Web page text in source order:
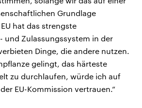
Grundlage
hat das strengste
und Zulassungssystem in der
Dinge, die andere nutzen.
gelingt, das härteste
zu durchlaufen, würde ich auf
EU-Kommission vertrauen.“